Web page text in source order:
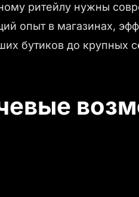
ритейлу нужны
опыт в магазинах,
бутиков до крупных